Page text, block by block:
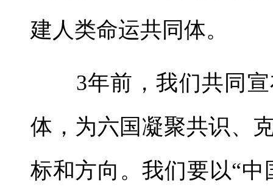
建人类命运共同体。
3年前，我们共同宣
体，为六国凝聚共识、
标和方向。我们要以“